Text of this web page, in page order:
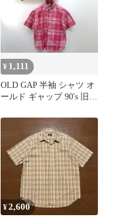
¥ 1,111
OLD GAP 半袖 シャツ オ
ールド ギャップ 90's 旧タ
¥2,600